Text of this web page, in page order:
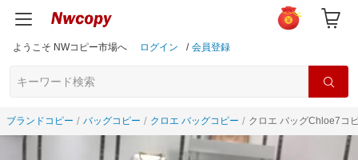
ようこそ NWコピー市場へ ログイン / 会員登録
ブランドコピー バッグコピー クロエ バッグコピー クロエ バッグChloe7コ